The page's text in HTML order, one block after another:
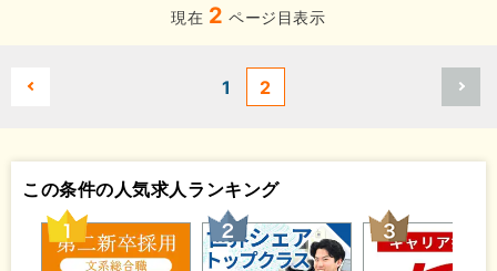
現在 2 ページ目表示
1 2
この条件の人気求人ランキング